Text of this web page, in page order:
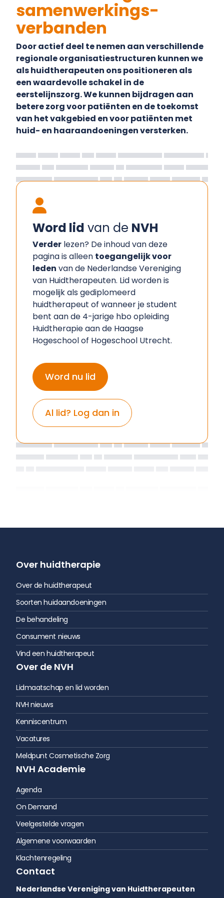
samenwerkings-
verbanden
Door actief deel te nemen aan verschillende
regionale organisatiestructuren kunnen we
als huidtherapeuten ons positioneren als
een waardevolle schakel in de
eerstelijnszorg. We kunnen bijdragen aan
betere zorg voor patiënten en de toekomst
van het vakgebied en voor patiënten met
huid- en haaraandoeningen versterken.
Word lid van de NVH
Verder lezen? De inhoud van deze
pagina is alleen toegangelijk voor
leden van de Nederlandse Vereniging
van Huidtherapeuten. Lid worden is
mogelijk als gediplomeerd
huidtherapeut of wanneer je student
bent aan de 4-jarige hbo opleiding
Huidtherapie aan de Haagse
Hogeschool of Hogeschool Utrecht.
Word nu lid
Al lid? Log dan in
Over huidtherapie
Over de huidtherapeut
Soorten huidaandoeningen
De behandeling
Consument nieuws
Vind een huidtherapeut
Over de NVH
Lidmaatschap en lid worden
NVH nieuws
Kenniscentrum
Vacatures
Meldpunt Cosmetische Zorg
NVH Academie
Agenda
On Demand
Veelgestelde vragen
Algemene voorwaarden
Klachtenregeling
Contact
Nederlandse Vereniging van Huidtherapeuten